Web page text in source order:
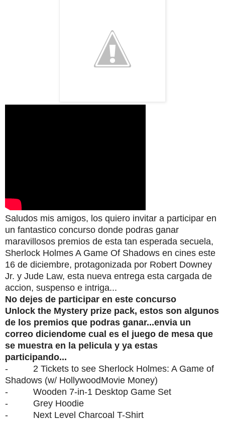
Saludos mis amigos, los quiero invitar a participar en
un fantastico concurso donde podras ganar
maravillosos premios de esta tan esperada secuela,
Sherlock Holmes A Game Of Shadows en cines este
16 de diciembre, protagonizada por Robert Downey
Jr. y Jude Law, esta nueva entrega esta cargada de
accion, suspenso e intriga...
No dejes de participar en este concurso
Unlock the Mystery prize pack, estos son algunos
de los premios que podras ganar...envia un
correo diciendome cual es el juego de mesa que
se muestra en la pelicula y ya estas
participando...
- 2 Tickets to see Sherlock Holmes: A Game of
Shadows (w/ HollywoodMovie Money)
- Wooden 7-in-1 Desktop Game Set
- Grey Hoodie
- Next Level Charcoal T-Shirt